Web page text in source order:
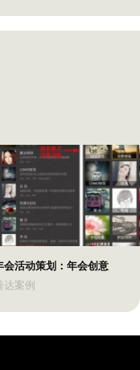
会活动策划：年会创意
达案例